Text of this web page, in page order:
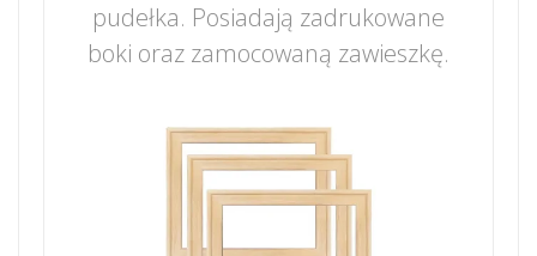
pudełka. Posiadają zadrukowane
boki oraz zamocowaną zawieszkę.